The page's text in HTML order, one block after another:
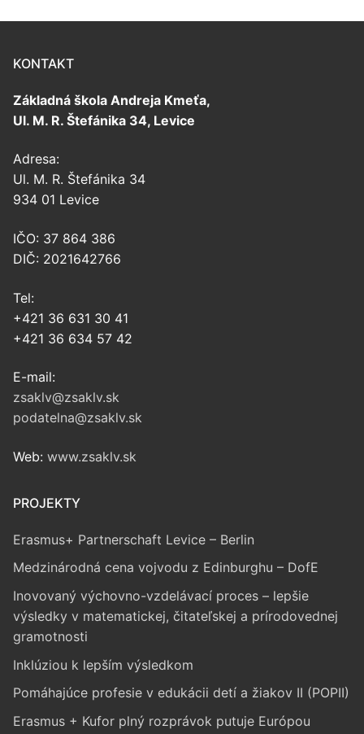
KONTAKT
Základná škola Andreja Kmeťa,
Ul. M. R. Štefánika 34, Levice
Adresa:
Ul. M. R. Štefánika 34
934 01 Levice
IČO: 37 864 386
DIČ: 2021642766
Tel:
+421 36 631 30 41
+421 36 634 57 42
E-mail:
zsaklv@zsaklv.sk
podatelna@zsaklv.sk
Web: www.zsaklv.sk
PROJEKTY
Erasmus+ Partnerschaft Levice – Berlin
Medzinárodná cena vojvodu z Edinburghu – DofE
Inovovaný výchovno-vzdelávací proces – lepšie
výsledky v matematickej, čitateľskej a prírodovednej
gramotnosti
Inklúziou k lepším výsledkom
Pomáhajúce profesie v edukácii detí a žiakov II (POPII)
Erasmus + Kufor plný rozprávok putuje Európou